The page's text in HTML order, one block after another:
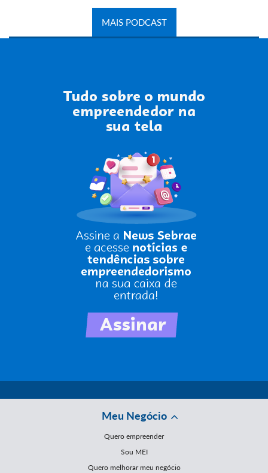
MAIS PODCAST
Meu Negócio
Quero empreender
Sou MEI
Quero melhorar meu negócio